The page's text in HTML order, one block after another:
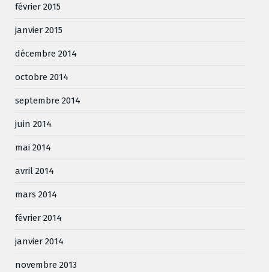
février 2015
janvier 2015
décembre 2014
octobre 2014
septembre 2014
juin 2014
mai 2014
avril 2014
mars 2014
février 2014
janvier 2014
novembre 2013